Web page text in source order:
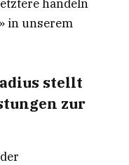
handeln
in unserem
stellt
zur